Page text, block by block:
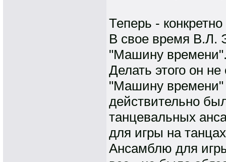
Теперь -
В свое время В.Л.
"Машину
Делать этого он
"Машину времени"
действительно
танцевальных
для игры на
Ансамблю для